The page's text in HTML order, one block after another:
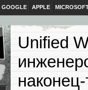
GOOGLE APPLE
Unified